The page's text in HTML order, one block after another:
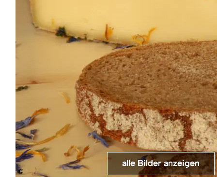
©
alle Bilder anzeigen
alle Bilder anzeigen
alle Bilder anzeigen
alle Bilder anzeigen
alle Bilder anzeigen
alle Bilder anzeigen